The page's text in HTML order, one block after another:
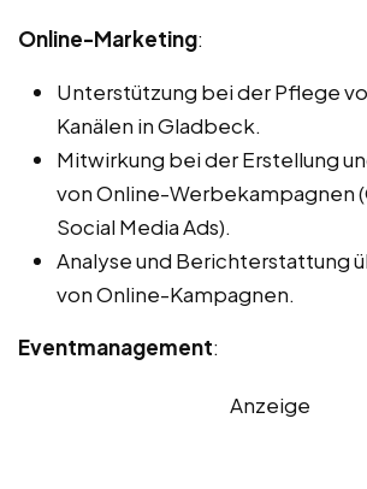
Online-Marketing:
Unterstützung bei der Pflege
Kanälen in Gladbeck.
Mitwirkung bei der Erstellung
von Online-Werbekampagnen
Social Media Ads).
Analyse und Berichterstattung
von Online-Kampagnen.
Eventmanagement:
Anzeige